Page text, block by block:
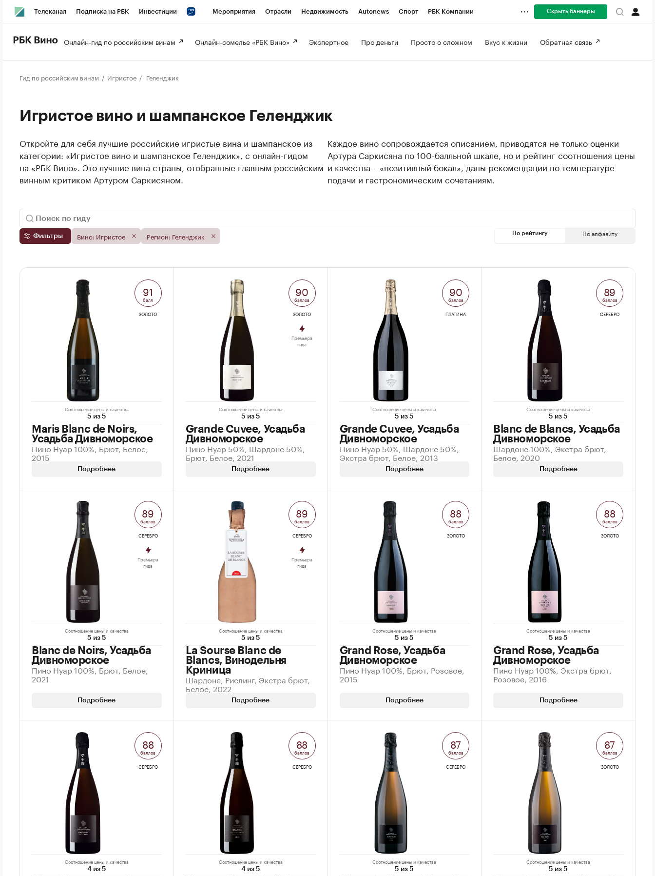
Телеканал Подписка на РБК Инвестиции Мероприятия Отрасли Недвижимость Autonews Спорт РБК Компании
РБК Вино
Скрыть баннеры
Онлайн-гид по российским винам Онлайн-сомелье «РБК Вино» Экспертное Про деньги Просто о сложном Вкус к жизни Обратная связь
Гид по российским винам Игристое Геленджик
Игристое вино и шампанское Геленджик
Откройте для себя лучшие российские игристые вина и шампанское из
категории: «Игристое вино и шампанское Геленджик», с онлайн-гидом
на «РБК Вино». Это лучшие вина страны, отобранные главным российским
винным критиком Артуром Саркисяном.
Каждое вино сопровождается описанием, приводятся не только оценки
Артура Саркисяна по 100-балльной шкале, но и рейтинг соотношения цены
и качества – «позитивный бокал», даны рекомендации по температуре
подачи и гастрономическим сочетаниям.
Фильтры Вино: Игристое Регион: Геленджик По рейтингу По алфавиту
Соотношение цены и качества
5 из 5
Maris Blanc de Noirs,
Усадьба Дивноморское
Пино Нуар 100%, Брют, Белое,
2015
Подробнее
91
балл
ЗОЛОТО
Соотношение цены и качества
5 из 5
Grande Cuvee, Усадьба
Дивноморское
Пино Нуар 50%, Шардоне 50%,
Брют, Белое, 2021
Подробнее
90
баллов
ЗОЛОТО
Премьера
гида
Соотношение цены и качества
5 из 5
Grande Cuvee, Усадьба
Дивноморское
Пино Нуар 50%, Шардоне 50%,
Экстра брют, Белое, 2013
Подробнее
90
баллов
ПЛАТИНА
Соотношение цены и качества
5 из 5
Blanc de Blancs, Усадьба
Дивноморское
Шардоне 100%, Экстра брют,
Белое, 2020
Подробнее
89
баллов
СЕРЕБРО
Соотношение цены и качества
5 из 5
Blanc de Noirs, Усадьба
Дивноморское
Пино Нуар 100%, Брют, Белое,
2021
Подробнее
89
баллов
СЕРЕБРО
Премьера
гида
Соотношение цены и качества
5 из 5
La Sourse Blanc de
Blancs, Винодельня
Криница
Шардоне, Рислинг, Экстра брют,
Белое, 2022
Подробнее
89
баллов
СЕРЕБРО
Премьера
гида
Соотношение цены и качества
5 из 5
Grand Rose, Усадьба
Дивноморское
Пино Нуар 100%, Брют, Розовое,
2015
Подробнее
88
баллов
ЗОЛОТО
Соотношение цены и качества
5 из 5
Grand Rose, Усадьба
Дивноморское
Пино Нуар 100%, Экстра брют,
Розовое, 2016
Подробнее
88
баллов
ЗОЛОТО
Соотношение цены и качества
4 из 5
88
баллов
СЕРЕБРО
Соотношение цены и качества
4 из 5
88
баллов
СЕРЕБРО
Соотношение цены и качества
5 из 5
87
баллов
СЕРЕБРО
Соотношение цены и качества
5 из 5
87
баллов
ЗОЛОТО